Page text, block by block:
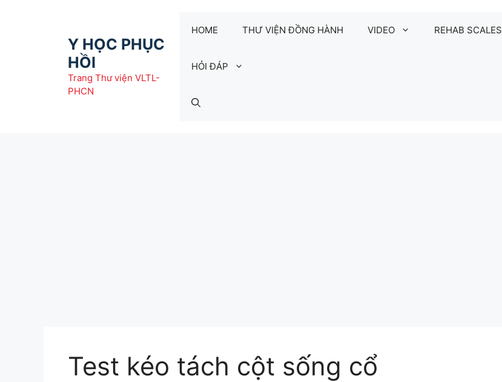
Y HỌC PHỤC
HỒI
Trang Thư viện VLTL-
PHCN
HOME THƯ VIỆN ĐỒNG HÀNH VIDEO REHAB SCALES
HỎI ĐÁP
Test kéo tách cột sống cổ